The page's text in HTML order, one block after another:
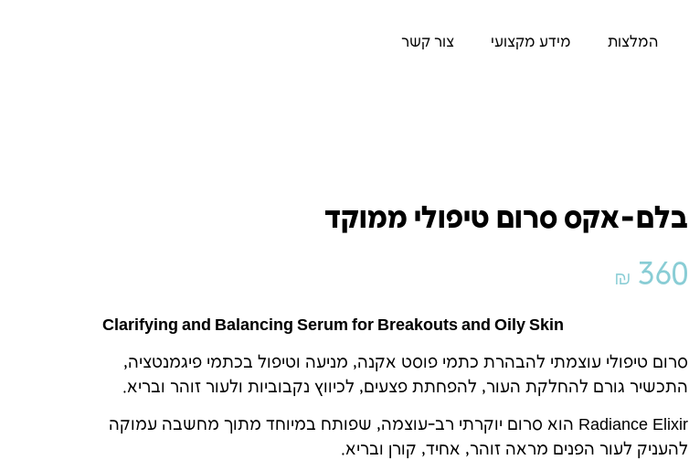
המלצות מידע מקצועי צור קשר
בלם-אקס סרום טיפולי ממוקד
₪ 360
Clarifying and Balancing Serum for Breakouts and Oily Skin
סרום טיפולי עוצמתי להבהרת כתמי פוסט אקנה, מניעה וטיפול בכתמי פיגמנטציה,
התכשיר גורם להחלקת העור, להפחתת פצעים, לכיווץ נקבוביות ולעור זוהר ובריא.
Radiance Elixir הוא סרום יוקרתי רב-עוצמה, שפותח במיוחד מתוך מחשבה עמוקה
להעניק לעור הפנים מראה זוהר, אחיד, קורן ובריא.